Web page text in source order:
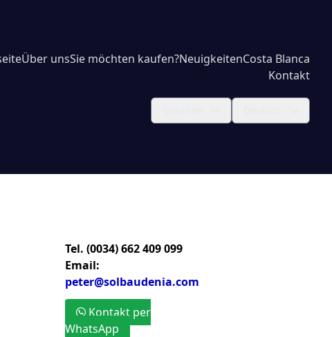
Über unsSie möchten kaufen?NeuigkeitenCosta Blanca
Kontakt
Tel. (0034) 662 409 099
Email:
peter@solbaudenia.com
Kontakt per
WhatsApp